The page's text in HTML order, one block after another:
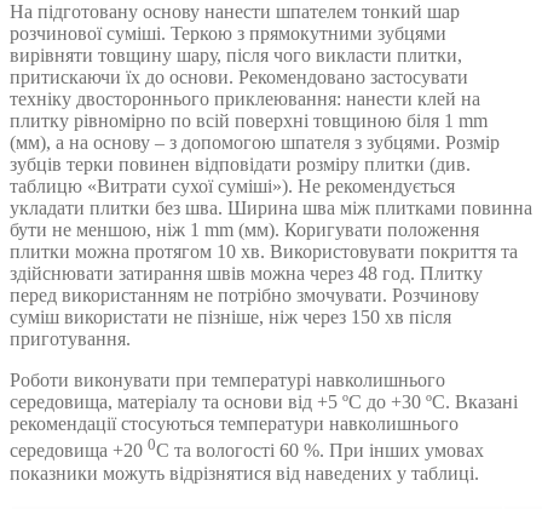
На підготовану основу нанести шпателем тонкий шар
розчинової суміші. Теркою з прямокутними зубцями
вирівняти товщину шару, після чого викласти плитки,
притискаючи їх до основи. Рекомендовано застосувати
техніку двостороннього приклеювання: нанести клей на
плитку рівномірно по всій поверхні товщиною біля 1 mm
(мм), а на основу – з допомогою шпателя з зубцями. Розмір
зубців терки повинен відповідати розміру плитки (див.
таблицю «Витрати сухої суміші»). Не рекомендується
укладати плитки без шва. Ширина шва між плитками повинна
бути не меншою, ніж 1 mm (мм). Коригувати положення
плитки можна протягом 10 хв. Використовувати покриття та
здійснювати затирання швів можна через 48 год. Плитку
перед використанням не потрібно змочувати. Розчинову
суміш використати не пізніше, ніж через 150 хв після
приготування.
Роботи виконувати при температурі навколишнього
середовища, матеріалу та основи від +5 ºС до +30 ºС. Вказані
рекомендації стосуються температури навколишнього
середовища +20 0С та вологості 60 %. При інших умовах
показники можуть відрізнятися від наведених у таблиці.